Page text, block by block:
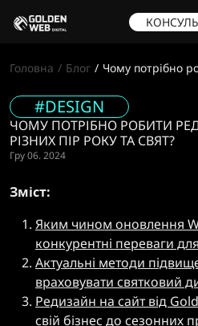
Головна Блог Чому потрібно
#DESIGN
ЧОМУ ПОТРІБНО РОБИТИ
РІЗНИХ ПІР РОКУ ТА СВЯТ?
Гру 06. 2024
Зміст:
Яким чином оновлення
конкурентні переваги
Актуальні методи
враховувати святковий
Редизайн на сайт від
свій бізнес до сезонних